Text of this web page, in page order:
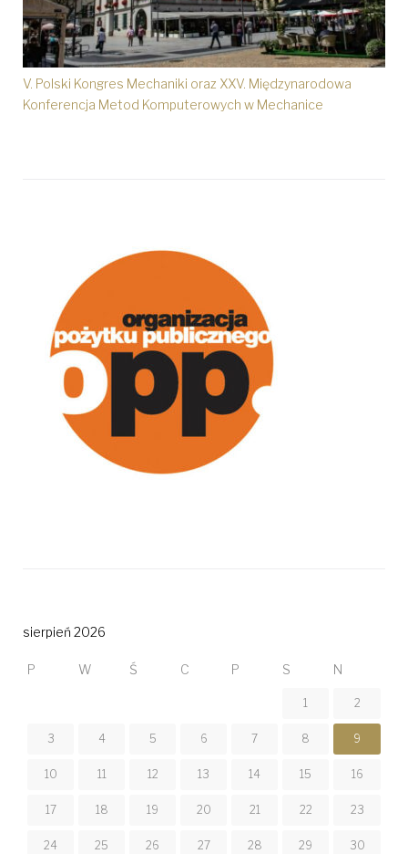
V. Polski Kongres Mechaniki oraz XXV. Międzynarodowa
Konferencja Metod Komputerowych w Mechanice
sierpień 2026
P W Ś C P S N
1 2
3 4 5 6 7 8 9
10 11 12 13 14 15 16
17 18 19 20 21 22 23
24 25 26 27 28 29 30